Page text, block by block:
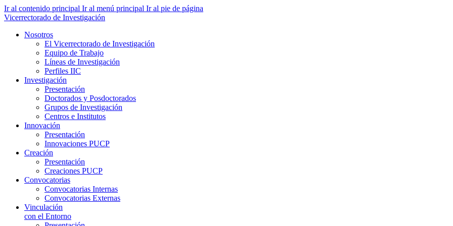
Ir al contenido principal Ir al menú principal Ir al pie de página
Vicerrectorado de Investigación
Nosotros
El Vicerrectorado de Investigación
Equipo de Trabajo
Líneas de Investigación
Perfiles IIC
Investigación
Presentación
Doctorados y Posdoctorados
Grupos de Investigación
Centros e Institutos
Innovación
Presentación
Innovaciones PUCP
Creación
Presentación
Creaciones PUCP
Convocatorias
Convocatorias Internas
Convocatorias Externas
Vinculación
con el Entorno